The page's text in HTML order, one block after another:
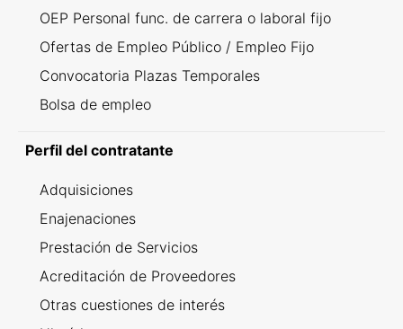
OEP Personal func. de carrera o laboral fijo
Ofertas de Empleo Público / Empleo Fijo
Convocatoria Plazas Temporales
Bolsa de empleo
Perfil del contratante
Adquisiciones
Enajenaciones
Prestación de Servicios
Acreditación de Proveedores
Otras cuestiones de interés